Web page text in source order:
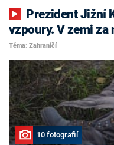
vzpoury. V zemi
Téma: Zahraničí
10 fotografií